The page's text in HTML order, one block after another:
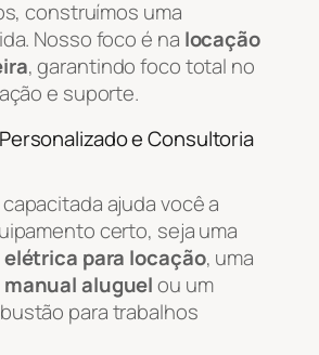
construímos uma
Nosso foco é na locação
, garantindo foco total no
e suporte.
e Consultoria
ajuda você a
certo, seja uma
para locação, uma
aluguelou um
para trabalhos